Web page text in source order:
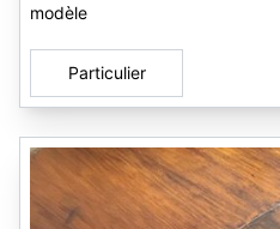
modèle
Particulier